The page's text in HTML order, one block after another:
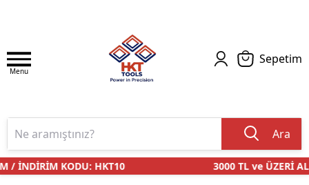
Menu
Sepetim
Ara
/ İNDİRİM KODU: HKT10 3000 TL ve ÜZERİ